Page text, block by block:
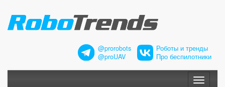
@prorobots
@proUAV
Роботы и тренды
Про беспилотники
Меню